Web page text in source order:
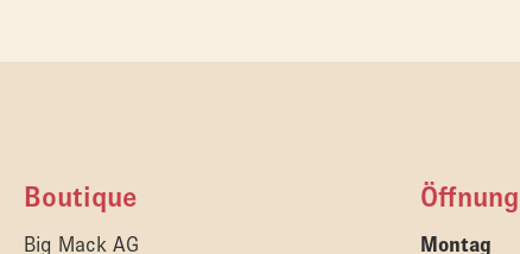
Boutique
Big Mack AG Montag